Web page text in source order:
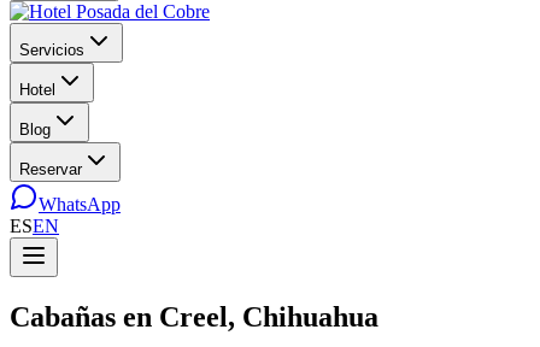
Servicios
Hotel
Blog
Reservar
WhatsApp
ESEN
Cabañas en Creel, Chihuahua